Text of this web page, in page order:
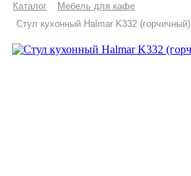
Каталог
Мебель для кафе
Стул кухонный Halmar K332 (горчичный)